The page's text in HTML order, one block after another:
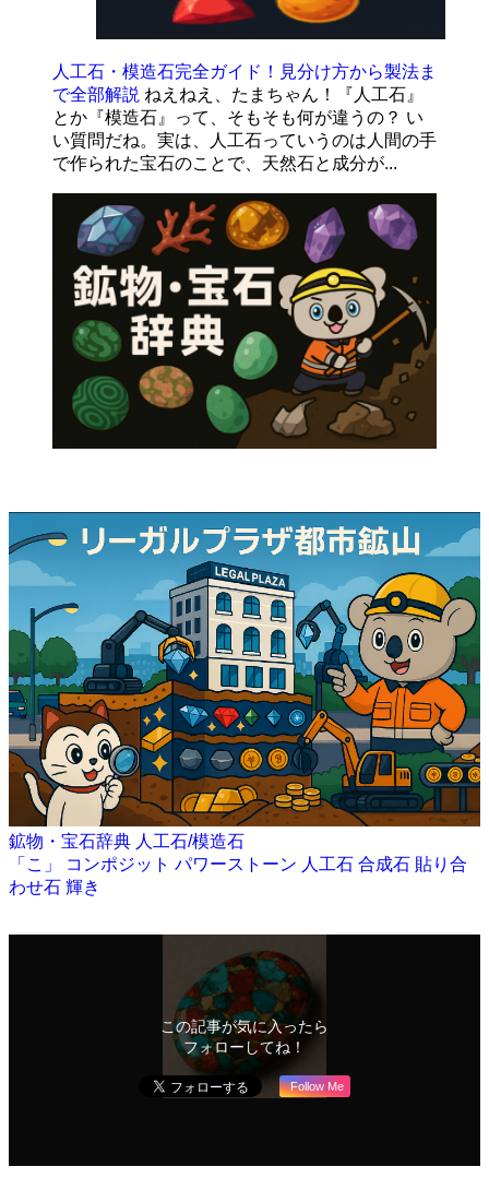
人工石・模造石完全ガイド！見分け方から製法ま
で全部解説 ねえねえ、たまちゃん！『人工石』
とか『模造石』って、そもそも何が違うの？ い
い質問だね。実は、人工石っていうのは人間の手
で作られた宝石のことで、天然石と成分が...
鉱物・宝石辞典 人工石/模造石
「こ」
コンポジット パワーストーン 人工石 合成石 貼り合
わせ石 輝き
この記事が気に入ったら
フォローしてね！
Follow Me